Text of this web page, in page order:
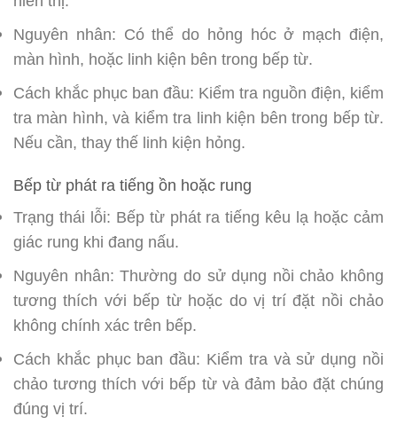
Nguyên nhân: Có thể do hỏng hóc ở mạch điện,
màn hình, hoặc linh kiện bên trong bếp từ.
Cách khắc phục ban đầu: Kiểm tra nguồn điện, kiểm
tra màn hình, và kiểm tra linh kiện bên trong bếp từ.
Nếu cần, thay thế linh kiện hỏng.
Bếp từ phát ra tiếng ồn hoặc rung
Trạng thái lỗi: Bếp từ phát ra tiếng kêu lạ hoặc cảm
giác rung khi đang nấu.
Nguyên nhân: Thường do sử dụng nồi chảo không
tương thích với bếp từ hoặc do vị trí đặt nồi chảo
không chính xác trên bếp.
Cách khắc phục ban đầu: Kiểm tra và sử dụng nồi
chảo tương thích với bếp từ và đảm bảo đặt chúng
đúng vị trí.